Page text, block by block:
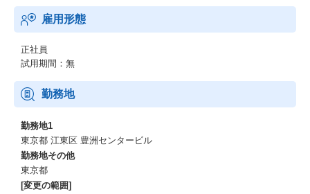
ビジネス系・テクニカル系・グローバル系研修より役職や業務に
応じて必要な研修を受講可能。
経験者採用社員向けオンボーディングも拡大実施中
雇用形態
正社員
試用期間：無
勤務地
勤務地1
東京都 江東区 豊洲センタービル
勤務地その他
東京都
[変更の範囲]